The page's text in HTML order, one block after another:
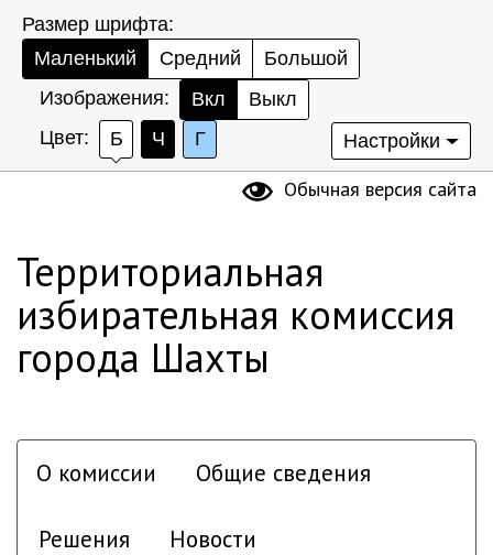
Размер шрифта:
Маленький
Средний
Большой
Изображения:
Вкл
Выкл
Цвет:
Б Ч Г Настройки
Обычная версия сайта
Территориальная
избирательная комиссия
города Шахты
О комиссии Общие сведения
Решения Новости